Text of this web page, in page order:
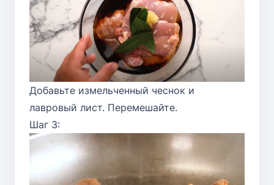
Добавьте измельченный чеснок и
лавровый лист. Перемешайте.
Шаг 3: